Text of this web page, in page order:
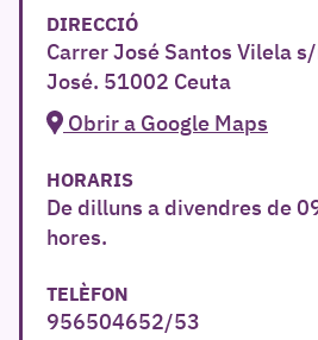
DIRECCIÓ
Carrer José Santos Vilela
José. 51002 Ceuta
Obrir a Google Maps
HORARIS
De dilluns a divendres de
hores.
TELÈFON
956504652/53